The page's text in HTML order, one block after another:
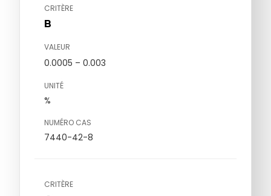
CRITÈRE
B
VALEUR
0.0005 – 0.003
UNITÉ
%
NUMÉRO CAS
7440-42-8
CRITÈRE